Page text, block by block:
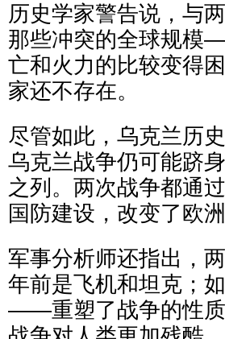
历史学家警告说，与
那些冲突的全球规
亡和火力的比较变得
家还不存在。
尽管如此，乌克兰历
乌克兰战争仍可能跻
之列。两次战争都通
国防建设，改变了欧
军事分析师还指出，
年前是飞机和坦克；
——重塑了战争的性质